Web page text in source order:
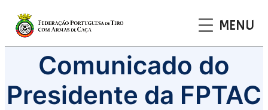
MENU
o
conteúdo
Comunicado do
Presidente da FPTAC